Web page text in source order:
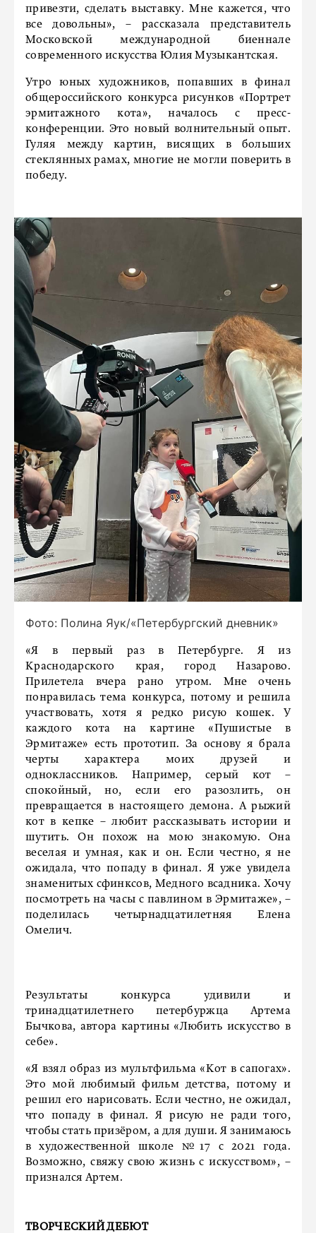
привезти, сделать выставку. Мне кажется, что
все довольны», – рассказала представитель
Московской международной биеннале
современного искусства Юлия Музыкантская.
Утро юных художников, попавших в финал
общероссийского конкурса рисунков «Портрет
эрмитажного кота», началось с пресс-
конференции. Это новый волнительный опыт.
Гуляя между картин, висящих в больших
стеклянных рамах, многие не могли поверить в
победу.
Фото: Полина Яук/«Петербургский дневник»
«Я в первый раз в Петербурге. Я из
Краснодарского края, город Назарово.
Прилетела вчера рано утром. Мне очень
понравилась тема конкурса, потому и решила
участвовать, хотя я редко рисую кошек. У
каждого кота на картине «Пушистые в
Эрмитаже» есть прототип. За основу я брала
черты характера моих друзей и
одноклассников. Например, серый кот –
спокойный, но, если его разозлить, он
превращается в настоящего демона. А рыжий
кот в кепке – любит рассказывать истории и
шутить. Он похож на мою знакомую. Она
веселая и умная, как и он. Если честно, я не
ожидала, что попаду в финал. Я уже увидела
знаменитых сфинксов, Медного всадника. Хочу
посмотреть на часы с павлином в Эрмитаже», –
поделилась четырнадцатилетняя Елена
Омелич.
Результаты конкурса удивили и
тринадцатилетнего петербуржца Артема
Бычкова, автора картины «Любить искусство в
себе».
«Я взял образ из мультфильма «Кот в сапогах».
Это мой любимый фильм детства, потому и
решил его нарисовать. Если честно, не ожидал,
что попаду в финал. Я рисую не ради того,
чтобы стать призёром, а для души. Я занимаюсь
в художественной школе №17 с 2021 года.
Возможно, свяжу свою жизнь с искусством», –
признался Артем.
ТВОРЧЕСКИЙ ДЕБЮТ